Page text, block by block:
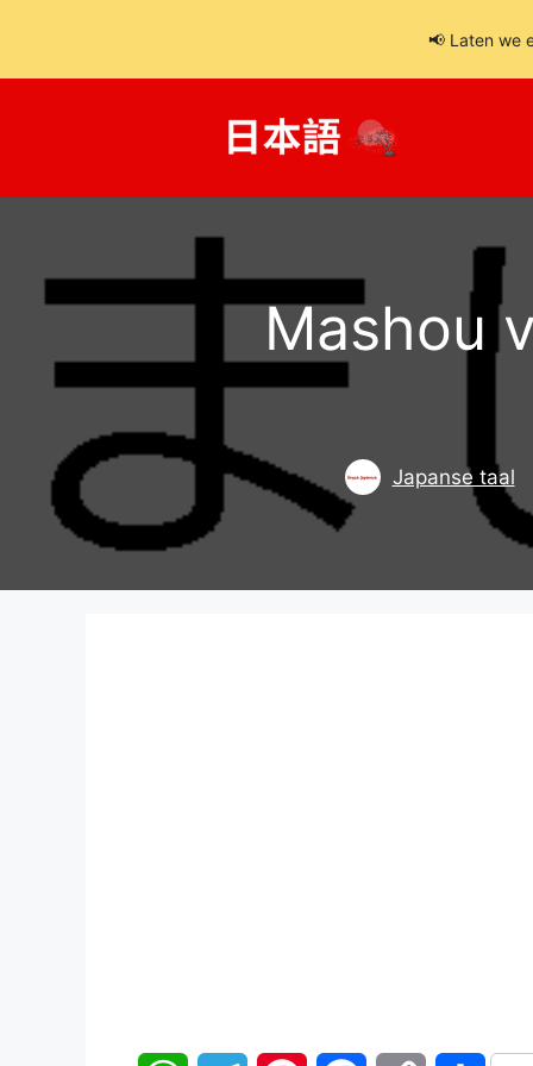
Mashou
Japanse taal
📢 Laten we